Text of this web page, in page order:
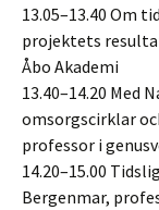
13.05–13.40 Om
projektets
Åbo Akademi
13.40–14.20 Med
omsorgscirklar
professor i
14.20–15.00
Bergenmar,